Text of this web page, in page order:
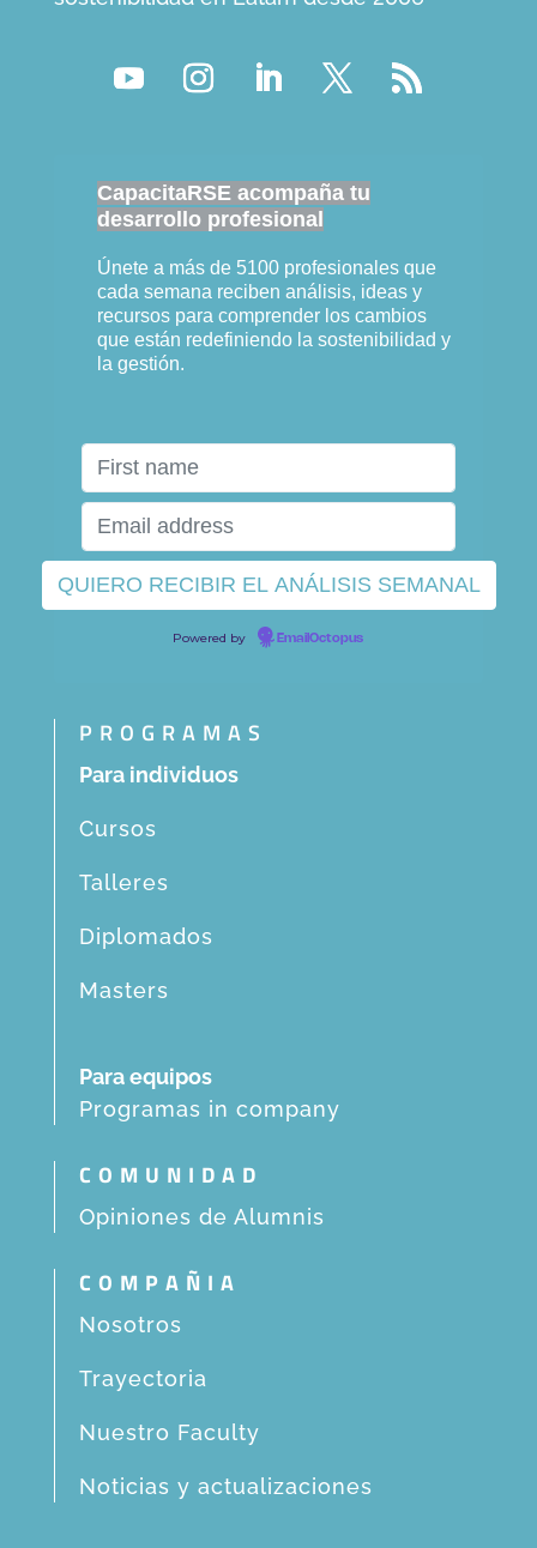
CapacitaRSE acompaña tu
desarrollo profesional
Únete a más de 5100 profesionales que
cada semana reciben análisis, ideas y
recursos para comprender los cambios
que están redefiniendo la sostenibilidad y
la gestión.
Powered by EmailOctopus
PROGRAMAS
Para individuos
Cursos
Talleres
Diplomados
Masters
Para equipos
Programas in company
COMUNIDAD
Opiniones de Alumnis
COMPAÑIA
Nosotros
Trayectoria
Nuestro Faculty
Noticias y actualizaciones